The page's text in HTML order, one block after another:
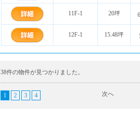
11F-1 20坪
12F-1 15.48坪
38件の物件が見つかりました。
1 2 3 4 次へ